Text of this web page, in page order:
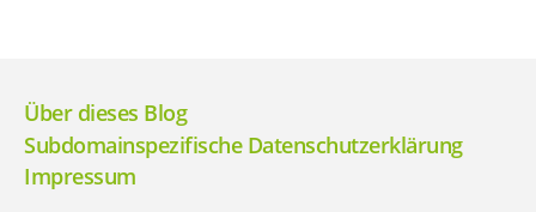
Über dieses Blog
Subdomainspezifische Datenschutzerklärung
Impressum